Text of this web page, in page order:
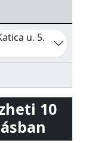
u. 5.
10